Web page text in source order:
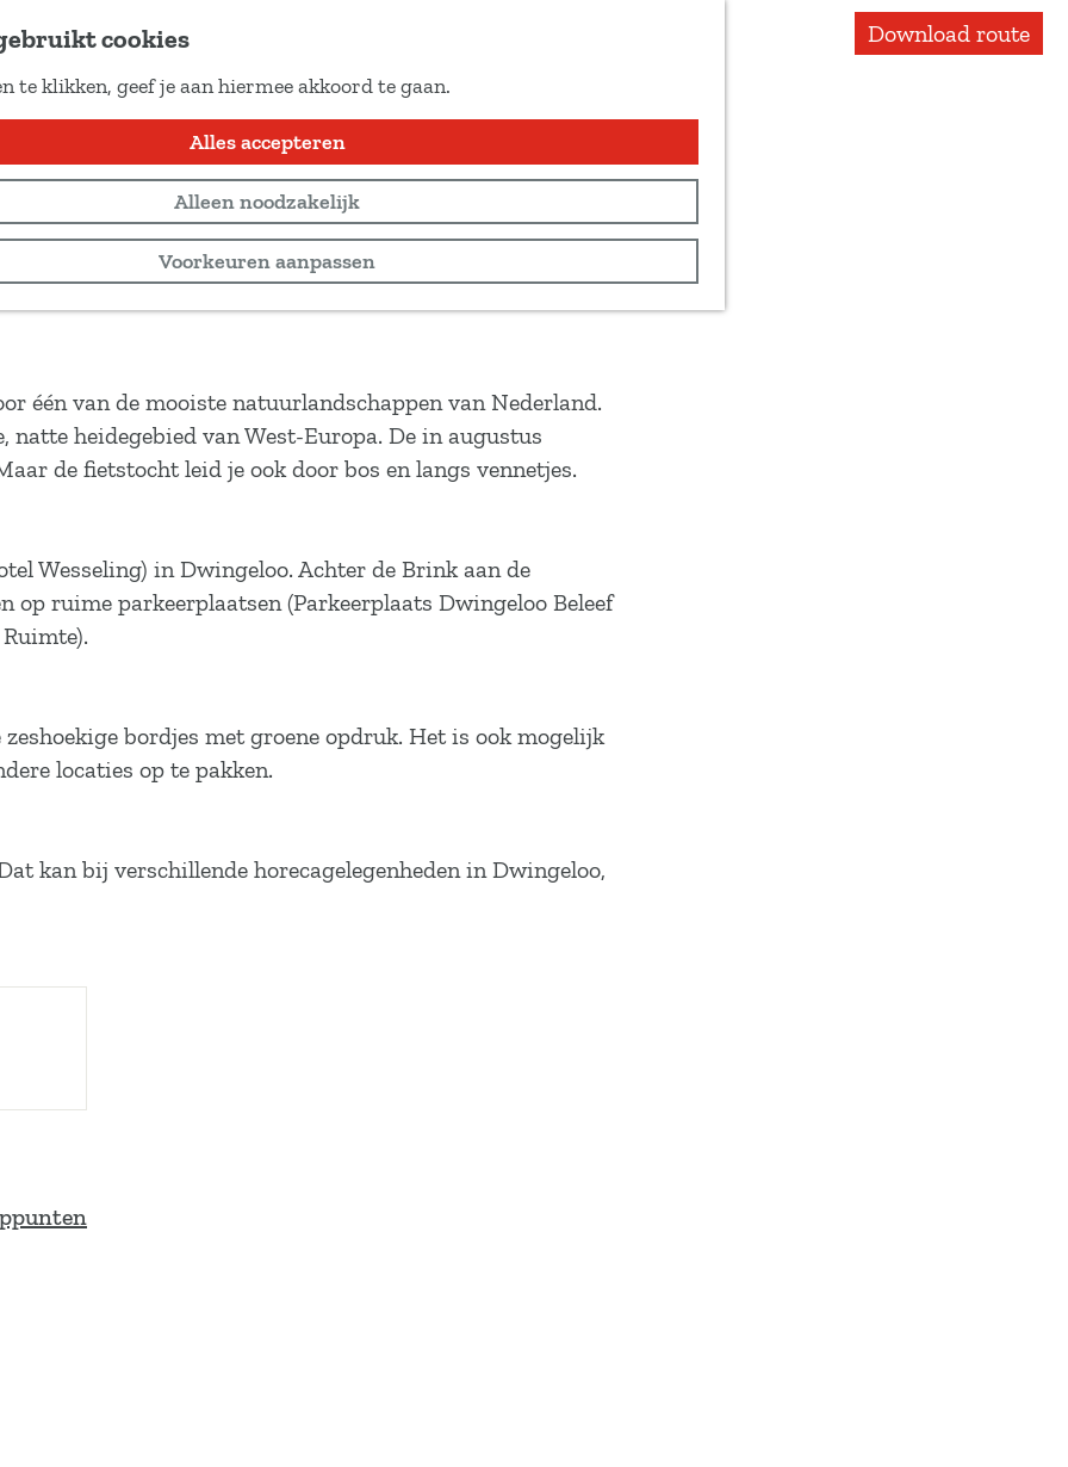
cookies
te klikken, geef je aan hiermee akkoord te gaan.
Alles accepteren
Alleen noodzakelijk
Voorkeuren aanpassen
Download route
één van de mooiste natuurlandschappen van Nederland.
heidegebied van West-Europa. De in augustus
de fietstocht leid je ook door bos en langs vennetjes.
Wesseling) in Dwingeloo. Achter de Brink aan de
op ruime parkeerplaatsen (Parkeerplaats Dwingeloo Beleef
bordjes met groene opdruk. Het is ook mogelijk
locaties op te pakken.
kan bij verschillende horecagelegenheden in Dwingeloo,